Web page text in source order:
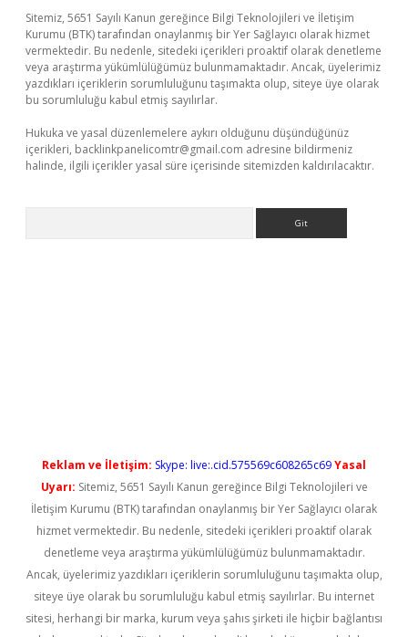
Sitemiz, 5651 Sayılı Kanun gereğince Bilgi Teknolojileri ve İletişim
Kurumu (BTK) tarafından onaylanmış bir Yer Sağlayıcı olarak hizmet
vermektedir. Bu nedenle, sitedeki içerikleri proaktif olarak denetleme
veya araştırma yükümlülüğümüz bulunmamaktadır. Ancak, üyelerimiz
yazdıkları içeriklerin sorumluluğunu taşımakta olup, siteye üye olarak
bu sorumluluğu kabul etmiş sayılırlar.
Hukuka ve yasal düzenlemelere aykırı olduğunu düşündüğünüz
içerikleri, backlinkpanelicomtr@gmail.com adresine bildirmeniz
halinde, ilgili içerikler yasal süre içerisinde sitemizden kaldırılacaktır.
Reklam ve İletişim: Skype: live:.cid.575569c608265c69Yasal
Uyarı: Sitemiz, 5651 Sayılı Kanun gereğince Bilgi Teknolojileri ve
İletişim Kurumu (BTK) tarafından onaylanmış bir Yer Sağlayıcı olarak
hizmet vermektedir. Bu nedenle, sitedeki içerikleri proaktif olarak
denetleme veya araştırma yükümlülüğümüz bulunmamaktadır.
Ancak, üyelerimiz yazdıkları içeriklerin sorumluluğunu taşımakta olup,
siteye üye olarak bu sorumluluğu kabul etmiş sayılırlar. Bu internet
sitesi, herhangi bir marka, kurum veya şahıs şirketi ile hiçbir bağlantısı